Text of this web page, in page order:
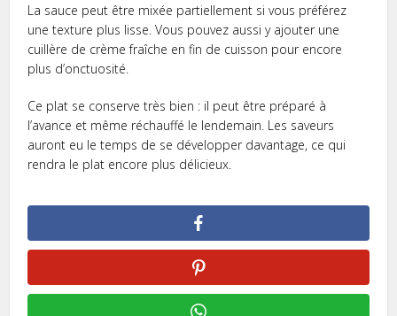
La sauce peut être mixée partiellement si vous préférez
une texture plus lisse. Vous pouvez aussi y ajouter une
cuillère de crème fraîche en fin de cuisson pour encore
plus d’onctuosité.
Ce plat se conserve très bien : il peut être préparé à
l’avance et même réchauffé le lendemain. Les saveurs
auront eu le temps de se développer davantage, ce qui
rendra le plat encore plus délicieux.